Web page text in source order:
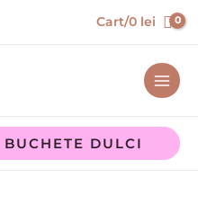
Cart/0 lei
BUCHETE DULCI